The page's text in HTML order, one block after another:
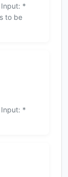
*
to be
*